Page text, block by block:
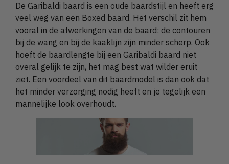
De Garibaldi baard is een oude baardstijl en heeft erg
veel weg van een Boxed baard. Het verschil zit hem
vooral in de afwerkingen van de baard: de contouren
bij de wang en bij de kaaklijn zijn minder scherp. Ook
hoeft de baardlengte bij een Garibaldi baard niet
overal gelijk te zijn, het mag best wat wilder eruit
ziet. Een voordeel van dit baardmodel is dan ook dat
het minder verzorging nodig heeft en je tegelijk een
mannelijke look overhoudt.